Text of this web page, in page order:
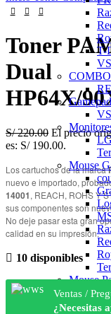
T-
COMBO
Gamepad
Mouse
Mouse
Sillas
Toner
Dual
HP64X/
S/220.00 El precio
es: S/ 190.00.
Los cartuchos de la marca
nuevo e importado,
14001, REACH, ROHS Y
sus componentes son
No deje pasar esta gran
calidad en su impresión.
10 disponibles
Ventas /
¿Necesitas